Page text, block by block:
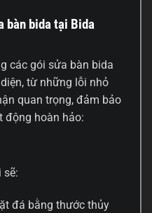
bàn bida tại Bida
các gói sửa bàn bida
từ những lỗi nhỏ
quan trọng, đảm bảo
động hoàn hảo:
sẽ:
đá bằng thước thủy